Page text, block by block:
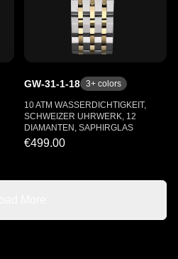
GW-31-1-18 3+ colors
10 ATM WASSERDICHTIGKEIT,
SCHWEIZER UHRWERK, 12
DIAMANTEN, SAPHIRGLAS
€499.00